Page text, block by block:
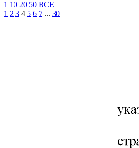
1 10 20 50 ВСЕ
1 2 3 4 5 6 7 ... 30